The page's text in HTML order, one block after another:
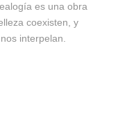
es una obra
coexisten, y
interpelan.